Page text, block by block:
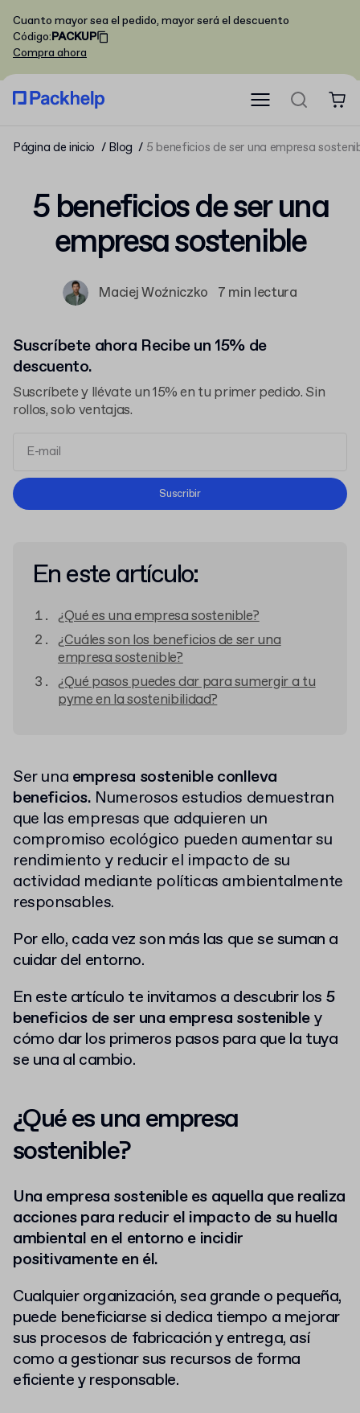
Cuanto mayor sea el pedido, mayor será el descuento
Código:PACKUP
Compra ahora
Página de inicio Blog 5 beneficios de ser una empresa
5 beneficios de ser una
empresa sostenible
Maciej Woźniczko 7 min lectura
Suscríbete ahora Recibe un 15% de
descuento.
Suscríbete y llévate un 15% en tu primer pedido. Sin
rollos, solo ventajas.
Términos y Condiciones
Suscribir
En este artículo:
¿Qué es una empresa sostenible?
¿Cuáles son los beneficios de ser una
empresa sostenible?
¿Qué pasos puedes dar para sumergir a tu
pyme en la sostenibilidad?
Ser una empresa sostenible conlleva
beneficios. Numerosos estudios demuestran
que las empresas que adquieren un
compromiso ecológico pueden aumentar su
rendimiento y reducir el impacto de su
actividad mediante políticas ambientalmente
responsables.
Por ello, cada vez son más las que se suman a
cuidar del entorno.
En este artículo te invitamos a descubrir los 5
beneficios de ser una empresa sostenibley
cómo dar los primeros pasos para que la tuya
se una al cambio.
¿Qué es una empresa
sostenible?
Una empresa sostenible es aquella que realiza
acciones para reducir el impacto de su huella
ambiental en el entorno e incidir
positivamente en él.
Cualquier organización, sea grande o pequeña,
puede beneficiarse si dedica tiempo a mejorar
sus procesos de fabricación y entrega, así
como a gestionar sus recursos de forma
eficiente y responsable.